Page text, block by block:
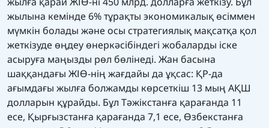
жылына кемінде 6% тұрақты экономикалық өсіммен
мүмкін болады және осы стратегиялық мақсатқа қол
жеткізуде өңдеу өнеркәсібіндегі жобаларды іске
асыруға маңызды рөл бөлінеді. Жан басына
шаққандағы ЖІӨ-нің жағдайы да ұқсас: ҚР-да
ағымдағы жылға болжамды көрсеткіш 13 мың АҚШ
долларын құрайды. Бұл Тәжікстанға қарағанда 11
есе, Қырғызстанға қарағанда 7,1 есе, Өзбекстанға